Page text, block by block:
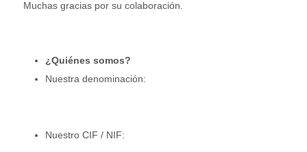
Muchas gracias por su colaboración.
¿Quiénes somos?
Nuestra denominación:
Nuestro CIF / NIF: